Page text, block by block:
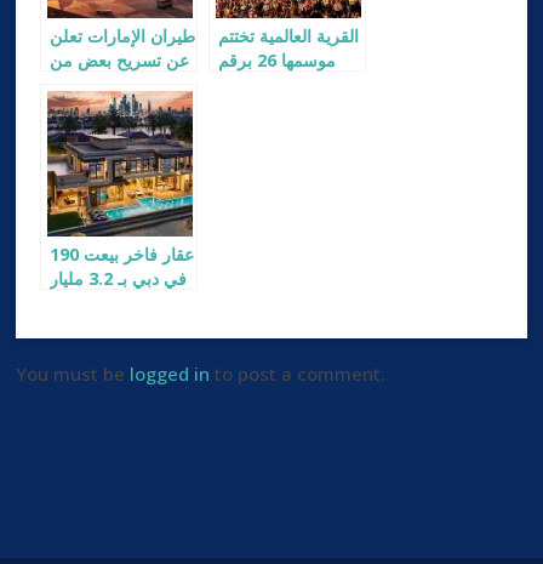
طيران الإمارات تعلن
عن تسريح بعض من
القرية العالمية تختتم
موسمها 26 برقم
190 عقار فاخر بيعت
في دبي بـ 3.2 مليار
You must be logged in to post a comment.